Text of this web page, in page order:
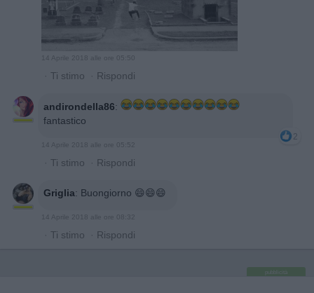
14 Aprile 2018 alle ore 05:50
· Ti stimo · Rispondi
andirondella86:
fantastico
2
14 Aprile 2018 alle ore 05:52
· Ti stimo · Rispondi
Griglia: Buongiorno 😄😄😄
14 Aprile 2018 alle ore 08:32
· Ti stimo · Rispondi
pubblicità